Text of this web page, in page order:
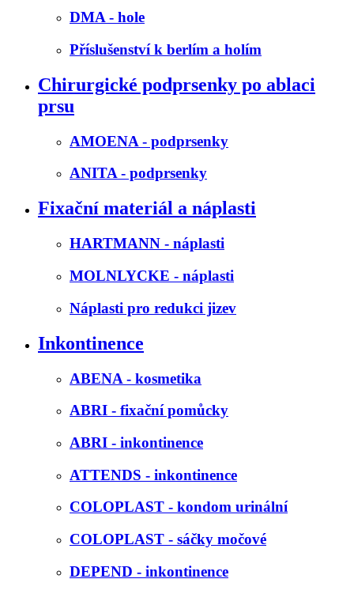
DMA - hole
Příslušenství k berlím a holím
Chirurgické podprsenky po ablaci
prsu
AMOENA - podprsenky
ANITA - podprsenky
Fixační materiál a náplasti
HARTMANN - náplasti
MOLNLYCKE - náplasti
Náplasti pro redukci jizev
Inkontinence
ABENA - kosmetika
ABRI - fixační pomůcky
ABRI - inkontinence
ATTENDS - inkontinence
COLOPLAST - kondom urinální
COLOPLAST - sáčky močové
DEPEND - inkontinence